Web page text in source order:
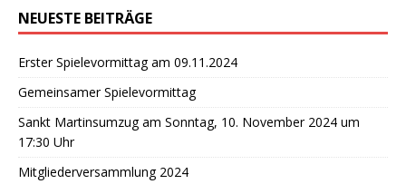
NEUESTE BEITRÄGE
Erster Spielevormittag am 09.11.2024
Gemeinsamer Spielevormittag
Sankt Martinsumzug am Sonntag, 10. November 2024 um
17:30 Uhr
Mitgliederversammlung 2024